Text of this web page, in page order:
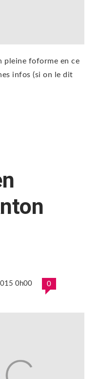
pleine foforme en ce
infos (si on le dit
0h00
0